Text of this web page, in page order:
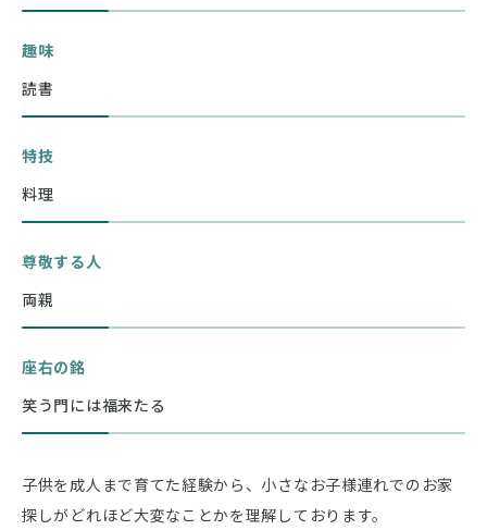
趣味
読書
特技
料理
尊敬する人
両親
座右の銘
笑う門には福来たる
子供を成人まで育てた経験から、小さなお子様連れでのお家
探しがどれほど大変なことかを理解しております。